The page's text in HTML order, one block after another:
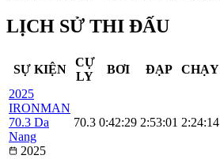
LỊCH SỬ THI ĐẤU
SỰ KIỆN
CỰ
LY
BƠI ĐẠP CHẠY
2025
IRONMAN
70.3 Da
Nang
2025
70.3 0:42:29 2:53:01 2:24:14